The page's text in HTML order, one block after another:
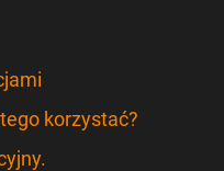
korzystać?